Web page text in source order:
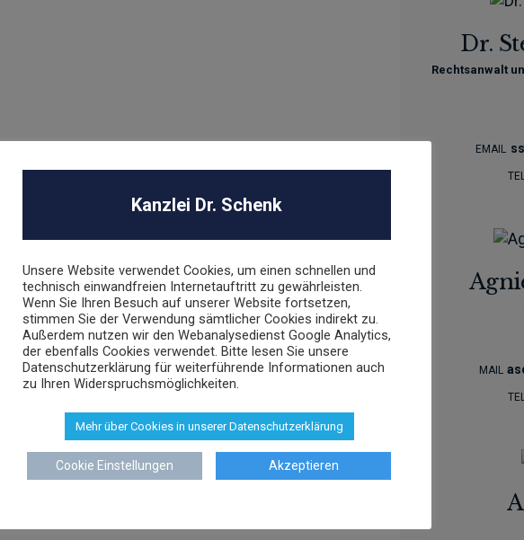
Dr.
Rechtsanwalt
EMAIL
MAIL
Kanzlei Dr. Schenk
Unsere Website verwendet Cookies, um einen schnellen und
technisch einwandfreien Internetauftritt zu gewährleisten.
Wenn Sie Ihren Besuch auf unserer Website fortsetzen,
stimmen Sie der Verwendung sämtlicher Cookies indirekt zu.
Außerdem nutzen wir den Webanalysedienst Google Analytics,
der ebenfalls Cookies verwendet. Bitte lesen Sie unsere
Datenschutzerklärung für weiterführende Informationen auch
zu Ihren Widerspruchsmöglichkeiten.
Mehr über Cookies in unserer Datenschutzerklärung
Cookie Einstellungen Akzeptieren